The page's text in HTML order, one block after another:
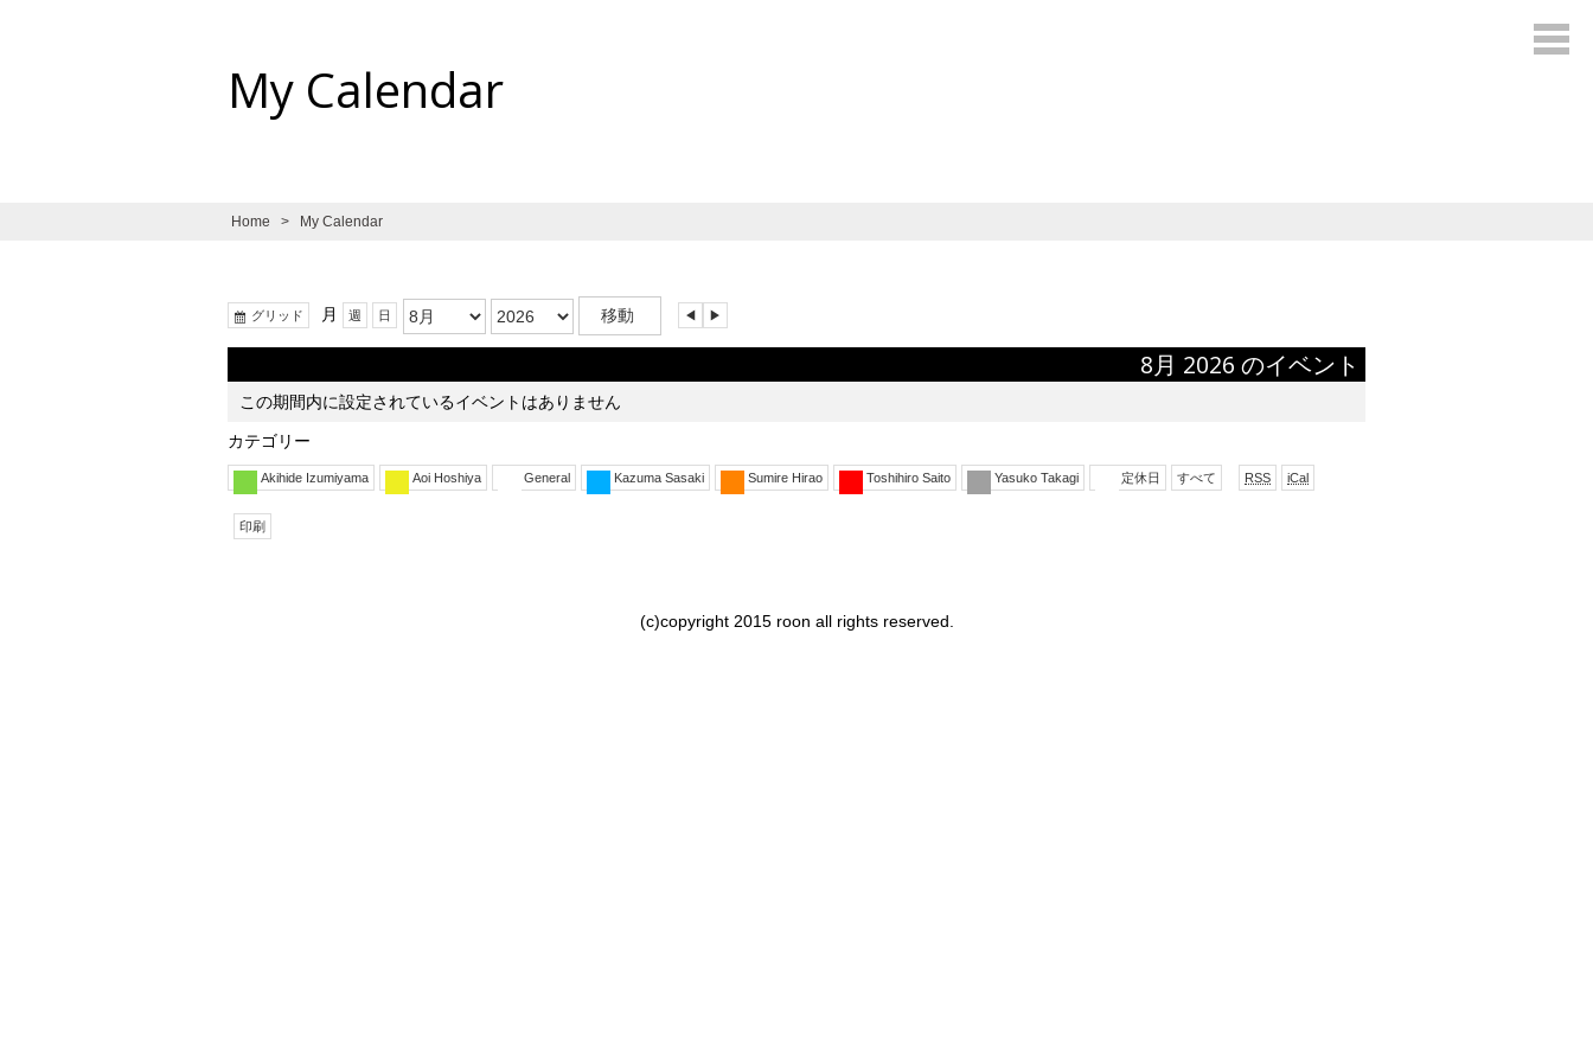
My Calendar
Home > My Calendar
グリッド
示
月 週 日 月: 年:
へ
次
へ
8月 2026 のイベント
この期間内に設定されているイベントはありません
カテゴリー
Akihide Izumiyama Aoi Hoshiya General Kazuma Sasaki Sumire Hirao Toshihiro Saito Yasuko Takagi 定休日 すべて RSS
購
iCal
式
印刷
示
(c)copyright 2015 roon all rights reserved.